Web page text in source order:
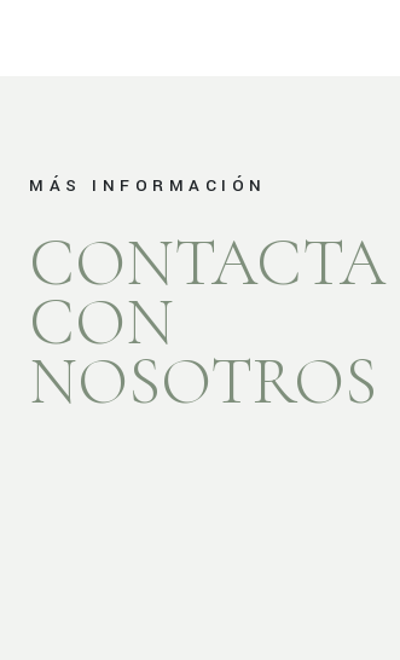
MÁS INFORMACIÓN
CONTACTA
CON
NOSOTROS